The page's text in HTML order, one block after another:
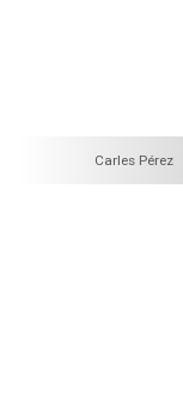
Carles Pérez